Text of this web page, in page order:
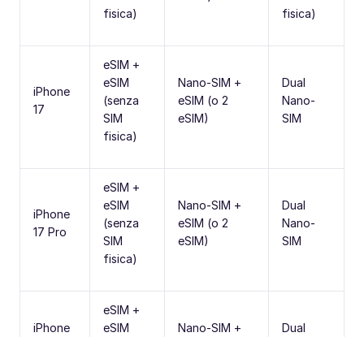
fisica)
fisica)
iPhone
17
eSIM +
eSIM
(senza
SIM
fisica)
Nano-SIM +
eSIM (o 2
eSIM)
Dual
Nano-
SIM
iPhone
17 Pro
eSIM +
eSIM
(senza
SIM
fisica)
Nano-SIM +
eSIM (o 2
eSIM)
Dual
Nano-
SIM
iPhone
eSIM +
eSIM
Nano-SIM +
Dual